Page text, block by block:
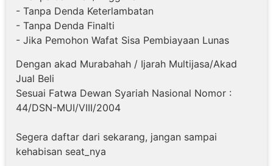
- Tanpa Denda Keterlambatan
- Tanpa Denda Finalti
- Jika Pemohon Wafat Sisa Pembiayaan Lunas
Dengan akad Murabahah / Ijarah Multijasa/Akad
Jual Beli
Sesuai Fatwa Dewan Syariah Nasional Nomor :
44/DSN-MUI/VIII/2004
Segera daftar dari sekarang, jangan sampai
kehabisan seat_nya